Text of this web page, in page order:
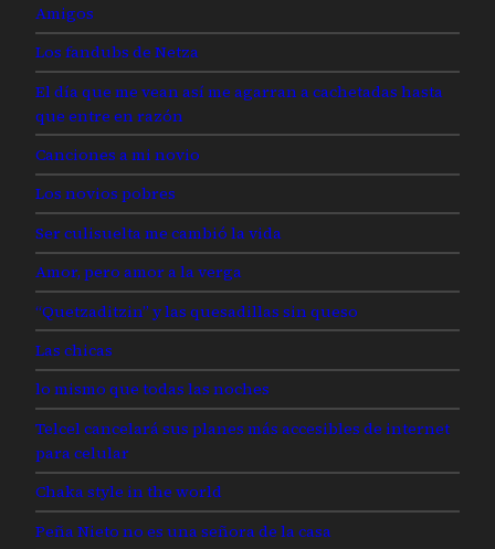
Amigos
Los fandubs de Netza
El día que me vean así me agarran a cachetadas hasta
que entre en razón
Canciones a mi novio
Los novios pobres
Ser culisuelta me cambió la vida
Amor, pero amor a la verga
“Quetzaditzin” y las quesadillas sin queso
Las chicas
lo mismo que todas las noches
Telcel cancelará sus planes más accesibles de internet
para celular
Chaka style in the world
Peña Nieto no es una señora de la casa